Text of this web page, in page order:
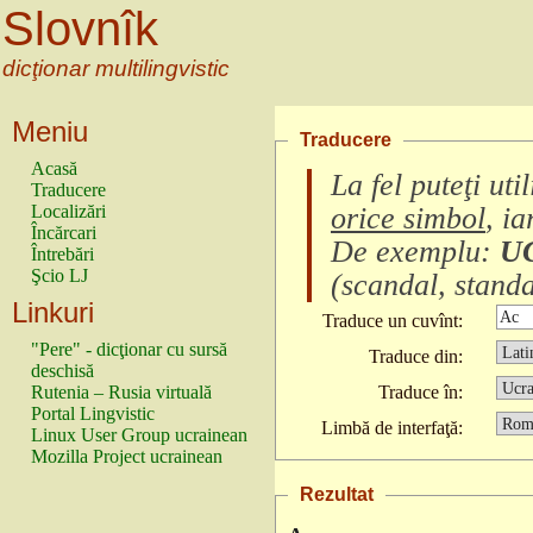
Slovnîk
dicţionar multilingvistic
Meniu
Acasă
Traducere
Localizări
Încărcari
Întrebări
Şcio LJ
Linkuri
"Pere" - dicţionar cu sursă
deschisă
Rutenia – Rusia virtuală
Portal Lingvistic
Linux User Group ucrainean
Mozilla Project ucrainean
Traducere
La fel puteţi
orice simbol,
De exemplu:
(scandal,
Traduce un cuvînt:
Traduce din:
Traduce în:
Limbă de interfaţă:
Rezultat